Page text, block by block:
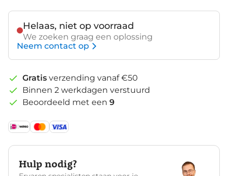
Helaas, niet op voorraad
We zoeken graag een oplossing
Neem contact op
Gratis verzending vanaf €50
Binnen 2 werkdagen verstuurd
Beoordeeld met een 9
Hulp nodig?